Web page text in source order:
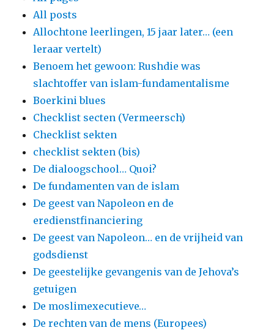
All posts
Allochtone leerlingen, 15 jaar later… (een
leraar vertelt)
Benoem het gewoon: Rushdie was
slachtoffer van islam-fundamentalisme
Boerkini blues
Checklist secten (Vermeersch)
Checklist sekten
checklist sekten (bis)
De dialoogschool… Quoi?
De fundamenten van de islam
De geest van Napoleon en de
eredienstfinanciering
De geest van Napoleon… en de vrijheid van
godsdienst
De geestelijke gevangenis van de Jehova’s
getuigen
De moslimexecutieve…
De rechten van de mens (Europees)